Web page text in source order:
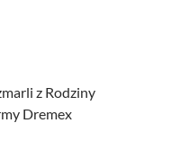
z Rodziny
Dremex